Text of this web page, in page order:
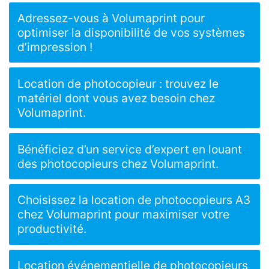
Adressez-vous à Volumaprint pour
optimiser la disponibilité de vos systèmes
d’impression !
Location de photocopieur : trouvez le
matériel dont vous avez besoin chez
Volumaprint.
Bénéficiez d’un service d’expert en louant
des photocopieurs chez Volumaprint.
Choisissez la location de photocopieurs A3
chez Volumaprint pour maximiser votre
productivité.
Location événementielle de photocopieurs